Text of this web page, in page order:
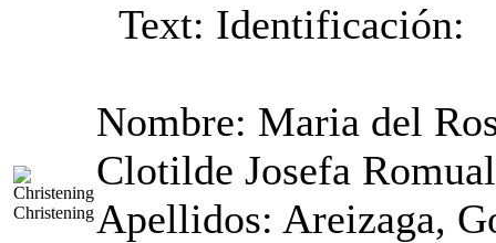
Christening
Text: Identificación:
Nombre: Maria del
Clotilde Josefa
Apellidos: Areizaga,